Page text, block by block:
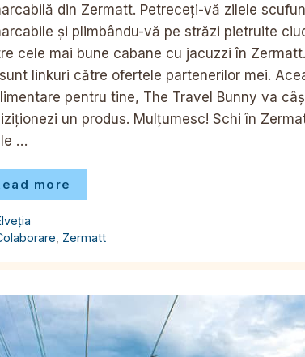
din Zermatt. Petreceți-vă zilele
și plimbându-vă pe străzi pietruite
cele mai bune cabane cu jacuzzi în
linkuri către ofertele partenerilor mei.
pentru tine, The Travel Bunny va
un produs. Mulțumesc! Schi în
…
more
Zermatt